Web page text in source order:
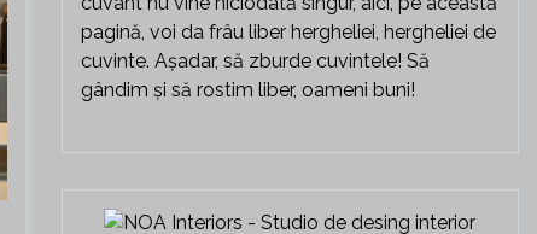
pagină, voi da frâu liber hergheliei, hergheliei de
cuvinte. Așadar, să zburde cuvintele! Să
gândim și să rostim liber, oameni buni!